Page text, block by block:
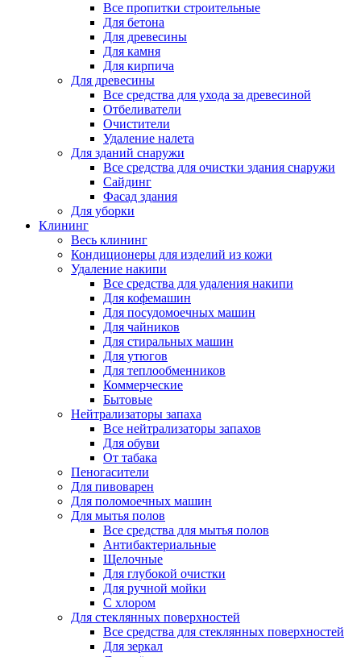
Все пропитки строительные
Для бетона
Для древесины
Для камня
Для кирпича
Для древесины
Все средства для ухода за древесиной
Отбеливатели
Очистители
Удаление налета
Для зданий снаружи
Все средства для очистки здания снаружи
Сайдинг
Фасад здания
Для уборки
Клининг
Весь клининг
Кондиционеры для изделий из кожи
Удаление накипи
Все средства для удаления накипи
Для кофемашин
Для посудомоечных машин
Для чайников
Для стиральных машин
Для утюгов
Для теплообменников
Коммерческие
Бытовые
Нейтрализаторы запаха
Все нейтрализаторы запахов
Для обуви
От табака
Пеногасители
Для пивоварен
Для поломоечных машин
Для мытья полов
Все средства для мытья полов
Антибактериальные
Щелочные
Для глубокой очистки
Для ручной мойки
С хлором
Для стеклянных поверхностей
Все средства для стеклянных поверхностей
Для зеркал